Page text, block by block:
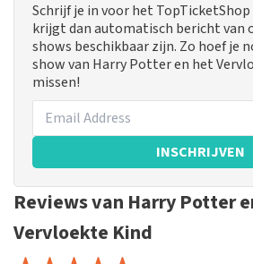
Schrijf je in voor het TopTicketShop
krijgt dan automatisch bericht van
shows beschikbaar zijn. Zo hoef je
show van Harry Potter en het
missen!
INSCHRIJVEN
Reviews van Harry Potter
Vervloekte Kind